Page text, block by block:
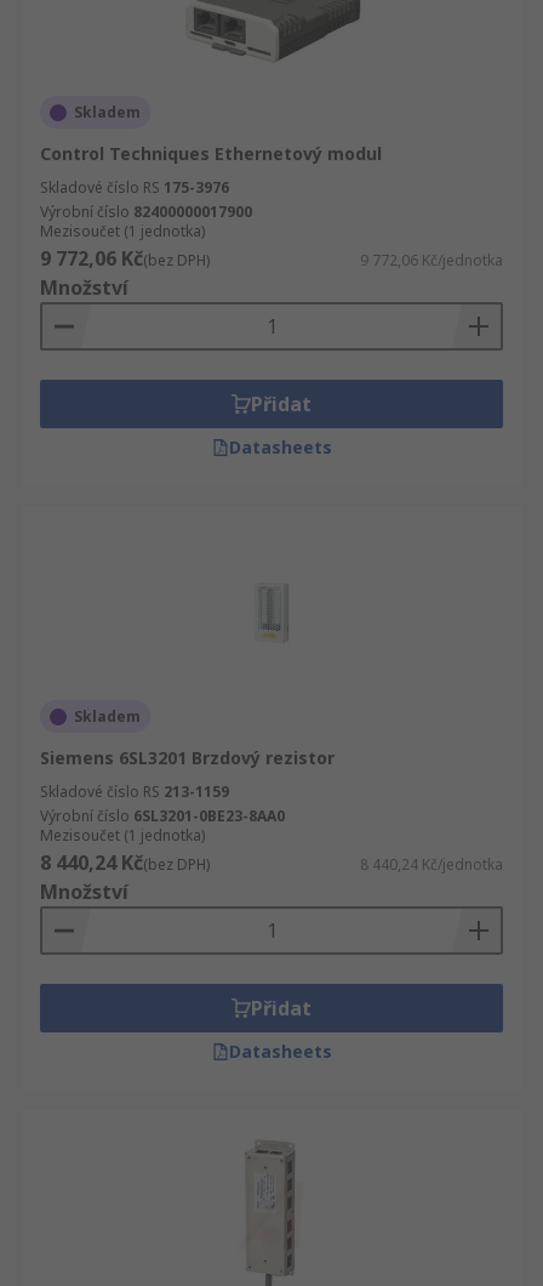
Skladem
Control Techniques Ethernetový modul
Skladové číslo RS 175-3976
Výrobní číslo 82400000017900
Mezisoučet (1 jednotka)
9 772,06 Kč(bez DPH) 9 772,06 Kč/jednotka
Množství
Přidat
Datasheets
Skladem
Siemens 6SL3201 Brzdový rezistor
Skladové číslo RS 213-1159
Výrobní číslo 6SL3201-0BE23-8AA0
Mezisoučet (1 jednotka)
8 440,24 Kč(bez DPH) 8 440,24 Kč/jednotka
Množství
Přidat
Datasheets